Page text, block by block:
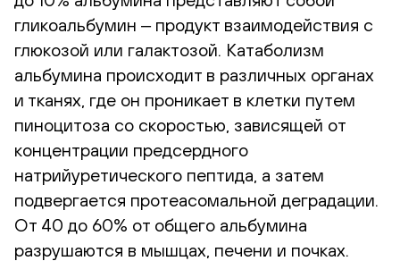
гликоальбумин ‒ продукт взаимодействия с
глюкозой или галактозой. Катаболизм
альбумина происходит в различных органах
и тканях, где он проникает в клетки путем
пиноцитоза со скоростью, зависящей от
концентрации предсердного
натрийуретического пептида, а затем
подвергается протеасомальной деградации.
От 40 до 60% от общего альбумина
разрушаются в мышцах, печени и почках.